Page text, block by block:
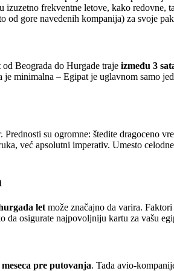
frekventne letove, kako redovne,
gore navedenih kompanija) za svoje
Beograda do Hurgade traje između 3
minimalna – Egipat je uglavnom samo
su ogromne: štedite dragoceno
već apsolutni imperativ. Umesto
let može značajno da varira.
osigurate najpovoljniju kartu za vašu
pre putovanja. Tada avio-